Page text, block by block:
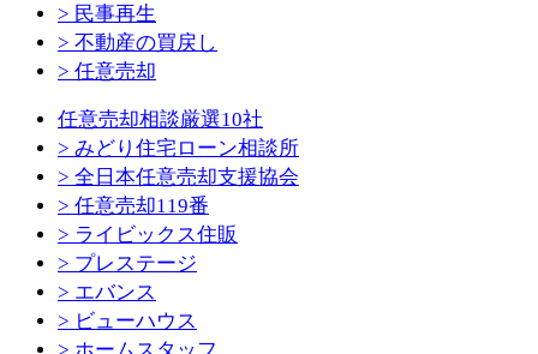
> 民事再生
> 不動産の買戻し
> 任意売却
任意売却相談厳選10社
> みどり住宅ローン相談所
> 全日本任意売却支援協会
> 任意売却119番
> ライビックス住販
> プレステージ
> エバンス
> ビューハウス